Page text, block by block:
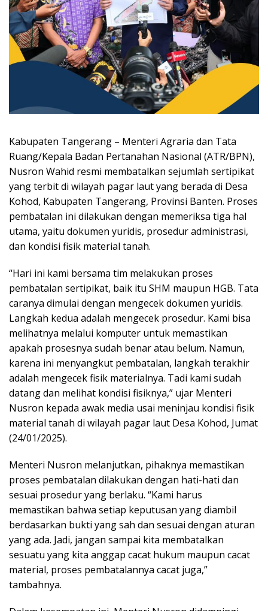
Kabupaten Tangerang – Menteri Agraria dan Tata
Ruang/Kepala Badan Pertanahan Nasional (ATR/BPN),
Nusron Wahid resmi membatalkan sejumlah sertipikat
yang terbit di wilayah pagar laut yang berada di Desa
Kohod, Kabupaten Tangerang, Provinsi Banten. Proses
pembatalan ini dilakukan dengan memeriksa tiga hal
utama, yaitu dokumen yuridis, prosedur administrasi,
dan kondisi fisik material tanah.
“Hari ini kami bersama tim melakukan proses
pembatalan sertipikat, baik itu SHM maupun HGB. Tata
caranya dimulai dengan mengecek dokumen yuridis.
Langkah kedua adalah mengecek prosedur. Kami bisa
melihatnya melalui komputer untuk memastikan
apakah prosesnya sudah benar atau belum. Namun,
karena ini menyangkut pembatalan, langkah terakhir
adalah mengecek fisik materialnya. Tadi kami sudah
datang dan melihat kondisi fisiknya,” ujar Menteri
Nusron kepada awak media usai meninjau kondisi fisik
material tanah di wilayah pagar laut Desa Kohod, Jumat
(24/01/2025).
Menteri Nusron melanjutkan, pihaknya memastikan
proses pembatalan dilakukan dengan hati-hati dan
sesuai prosedur yang berlaku. “Kami harus
memastikan bahwa setiap keputusan yang diambil
berdasarkan bukti yang sah dan sesuai dengan aturan
yang ada. Jadi, jangan sampai kita membatalkan
sesuatu yang kita anggap cacat hukum maupun cacat
material, proses pembatalannya cacat juga,”
tambahnya.